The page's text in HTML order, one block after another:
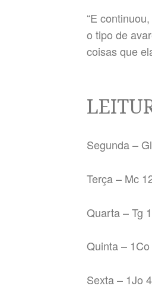
“E
o tipo de
coisas que
Segunda –
Terça – Mc
Quarta – Tg
Quinta –
Sexta – 1Jo